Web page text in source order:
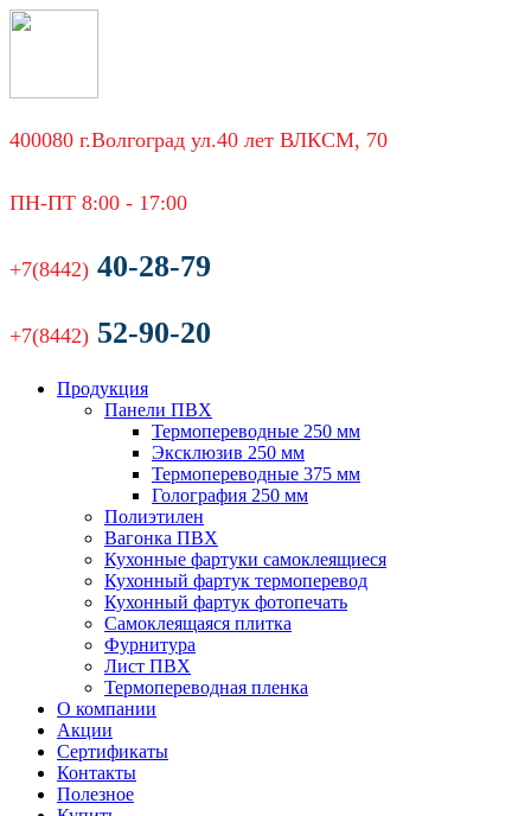
400080 г.Волгоград ул.40 лет ВЛКСМ, 70
ПН-ПТ 8:00 - 17:00
+7(8442) 40-28-79
+7(8442) 52-90-20
Продукция
Панели ПВХ
Термопереводные 250 мм
Эксклюзив 250 мм
Термопереводные 375 мм
Голография 250 мм
Полиэтилен
Вагонка ПВХ
Кухонные фартуки самоклеящиеся
Кухонный фартук термоперевод
Кухонный фартук фотопечать
Самоклеящаяся плитка
Фурнитура
Лист ПВХ
Термопереводная пленка
О компании
Акции
Сертификаты
Контакты
Полезное